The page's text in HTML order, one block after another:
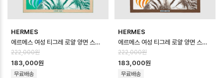
HERMES
에르메스 여성 티그레 로얄 양면 스카프 - Hermes Womens Tigre Royal …
222,000원
183,000원
무료배송
HERMES
에르메스 여성 티그레 로얄 양면 스카프 - Hermes Womens Tigre Royal …
222,000원
183,000원
무료배송